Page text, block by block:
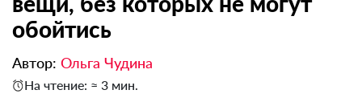
обойтись
Автор: Ольга Чудина
На чтение: ≈ 3 мин.